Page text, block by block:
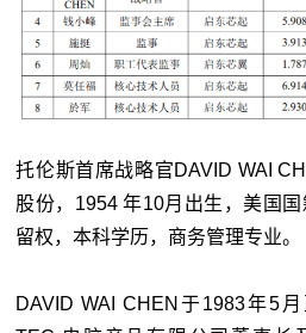
托伦斯首席战略官DAVID WAI
股份，1954 年10月出生，美国
留权，本科学历，商务管理专业。
DAVID WAI CHEN于1983年5